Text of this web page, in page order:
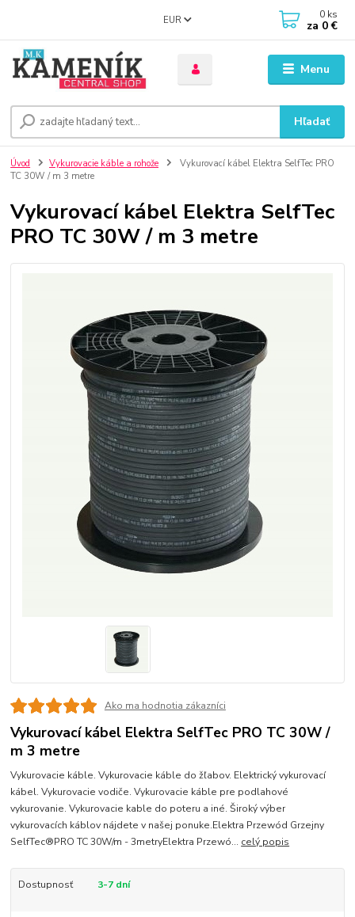
Menu
EUR
Hľadať
0 ks
za 0 €
Úvod Vykurovacie káble a rohože
Vykurovací kábel Elektra SelfTec PRO
TC 30W / m 3 metre
Vykurovací kábel Elektra SelfTec
PRO TC 30W / m 3 metre
Ako ma hodnotia zákazníci
Vykurovací kábel Elektra SelfTec PRO TC 30W /
m 3 metre
Vykurovacie káble. Vykurovacie káble do žľabov. Elektrický vykurovací
kábel. Vykurovacie vodiče. Vykurovacie káble pre podlahové
vykurovanie. Vykurovacie kable do poteru a iné. Široký výber
vykurovacích káblov nájdete v našej ponuke.Elektra Przewód Grzejny
SelfTec®PRO TC 30W/m - 3metryElektra Przewó... celý popis
Dostupnosť 3-7 dní